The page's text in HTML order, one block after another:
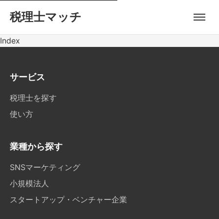
税理士マッチ
Index
サービス
税理士を探す
使い方
業種から探す
SNSマーケティング
小規模法人
スタートアップ・ベンチャー企業